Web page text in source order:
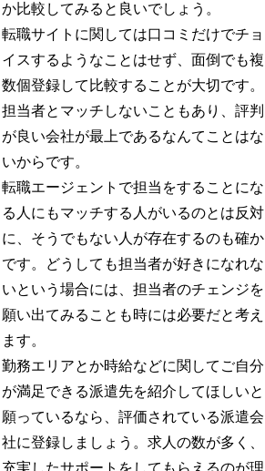
か比較してみると良いでしょう。
転職サイトに関しては口コミだけでチョ
イスするようなことはせず、面倒でも複
数個登録して比較することが大切です。
担当者とマッチしないこともあり、評判
が良い会社が最上であるなんてことはな
いからです。
転職エージェントで担当をすることにな
る人にもマッチする人がいるのとは反対
に、そうでもない人が存在するのも確か
です。どうしても担当者が好きになれな
いという場合には、担当者のチェンジを
願い出てみることも時には必要だと考え
ます。
勤務エリアとか時給などに関してご自分
が満足できる派遣先を紹介してほしいと
願っているなら、評価されている派遣会
社に登録しましょう。求人の数が多く、